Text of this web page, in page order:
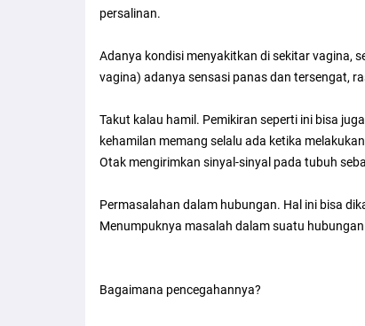
persalinan.
Adanya kondisi menyakitkan di sekitar vagina,
vagina) adanya sensasi panas dan tersengat,
Takut kalau hamil. Pemikiran seperti ini bisa
kehamilan memang selalu ada ketika
Otak mengirimkan sinyal-sinyal pada tubuh
Permasalahan dalam hubungan. Hal ini bisa
Menumpuknya masalah dalam suatu
Bagaimana pencegahannya?